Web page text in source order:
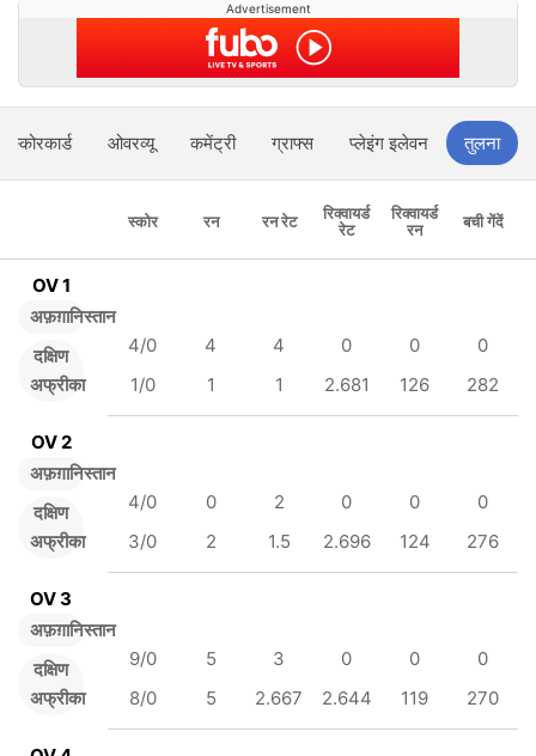
Advertisement
स्कोरकार्ड ओवरव्यू कमेंट्री ग्राफ्स प्लेइंग इलेवन तुलना
स्कोर रन रन रेट
रिक्वायर्ड
रेट
रिक्वायर्ड
रन
बची गेंदें
OV 1
अफ़ग़ानिस्तान
दक्षिण
अफ्रीका
4/0 4 4 0 0
0
1/0
1 1 2.681 126 282
OV 2
अफ़ग़ानिस्तान
दक्षिण
अफ्रीका
4/0 0 2 0 0
0
3/0
2 1.5 2.696 124 276
OV 3
अफ़ग़ानिस्तान
दक्षिण
अफ्रीका
9/0 5 3 0 0
0
8/0
5 2.667 2.644 119 270